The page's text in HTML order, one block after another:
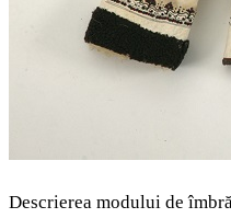
Descrierea modului de